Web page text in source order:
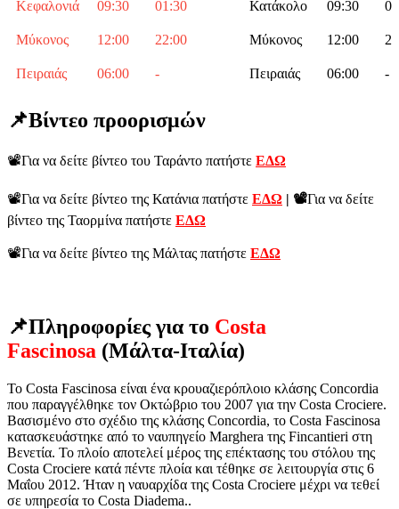
Κεφαλονιά 09:30 01:30 Κατάκολο 09:30
Μύκονος 12:00 22:00 Μύκονος 12:00
Πειραιάς 06:00 - Πειραιάς 06:00 -
📌Βίντεο προορισμών
📽️Για να δείτε βίντεο του Ταράντο πατήστε ΕΔΩ
📽️Για να δείτε βίντεο της Κατάνια πατήστε ΕΔΩ | 📽️Για να δείτε
βίντεο της Ταορμίνα πατήστε ΕΔΩ
📽️Για να δείτε βίντεο της Μάλτας πατήστε ΕΔΩ
📌Πληροφορίες για το Costa
Fascinosa (Μάλτα-Ιταλία)
Το Costa Fascinosa είναι ένα κρουαζιερόπλοιο κλάσης Concordia
που παραγγέλθηκε τον Οκτώβριο του 2007 για την Costa Crociere.
Βασισμένο στο σχέδιο της κλάσης Concordia, το Costa Fascinosa
κατασκευάστηκε από το ναυπηγείο Marghera της Fincantieri στη
Βενετία. Το πλοίο αποτελεί μέρος της επέκτασης του στόλου της
Costa Crociere κατά πέντε πλοία και τέθηκε σε λειτουργία στις 6
Μαΐου 2012. Ήταν η ναυαρχίδα της Costa Crociere μέχρι να τεθεί
σε υπηρεσία το Costa Diadema..